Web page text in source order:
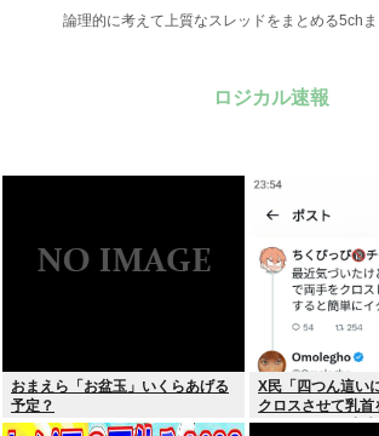
論理的に考えて上質なスレッドをまとめる5ch
ロジカル速報
おまえら「お盆玉」いくらあげる
予定？
X民「四つん這い
クロスさせて乳
イケる」 これ出